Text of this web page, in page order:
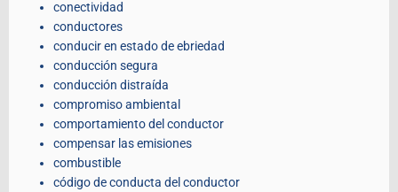
conectividad
conductores
conducir en estado de ebriedad
conducción segura
conducción distraída
compromiso ambiental
comportamiento del conductor
compensar las emisiones
combustible
código de conducta del conductor